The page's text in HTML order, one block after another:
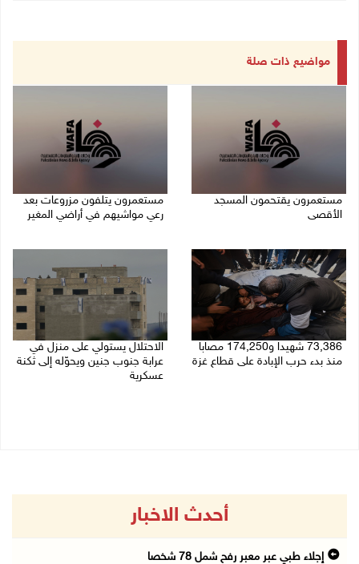
مواضيع ذات صلة
مستعمرون يقتحمون المسجد
الأقصى
مستعمرون يتلفون مزروعات بعد
رعي مواشيهم في أراضي المغير
73,386 شهيدا و174,250 مصابا
منذ بدء حرب الإبادة على قطاع غزة
الاحتلال يستولي على منزل في
عرابة جنوب جنين ويحوّله إلى ثكنة
عسكرية
أحدث الاخبار
إجلاء طبي عبر معبر رفح شمل 78 شخصا